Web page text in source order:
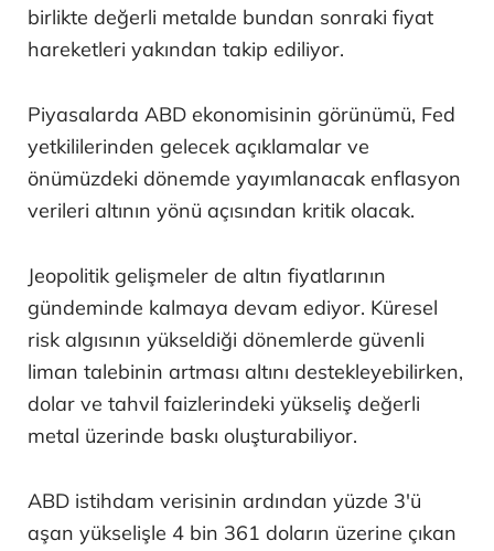
birlikte değerli metalde bundan sonraki fiyat
hareketleri yakından takip ediliyor.
Piyasalarda ABD ekonomisinin görünümü, Fed
yetkililerinden gelecek açıklamalar ve
önümüzdeki dönemde yayımlanacak enflasyon
verileri altının yönü açısından kritik olacak.
Jeopolitik gelişmeler de altın fiyatlarının
gündeminde kalmaya devam ediyor. Küresel
risk algısının yükseldiği dönemlerde güvenli
liman talebinin artması altını destekleyebilirken,
dolar ve tahvil faizlerindeki yükseliş değerli
metal üzerinde baskı oluşturabiliyor.
ABD istihdam verisinin ardından yüzde 3'ü
aşan yükselişle 4 bin 361 doların üzerine çıkan